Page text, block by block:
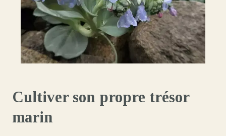
Cultiver son propre trésor
marin